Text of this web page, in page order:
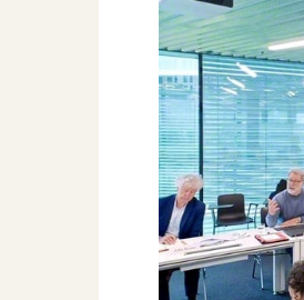
創価学会の三代会長
初代会長・牧口常三郎先生
第2代会長・戸田城聖先生
第3代会長・池田大作先生
世界の創価学会
各国ウェブサイト